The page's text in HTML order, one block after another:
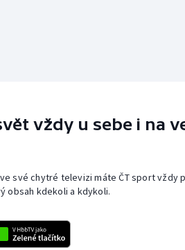
vždy u sebe i na
své chytré televizi máte ČT sport vždy
obsah kdekoli a kdykoli.